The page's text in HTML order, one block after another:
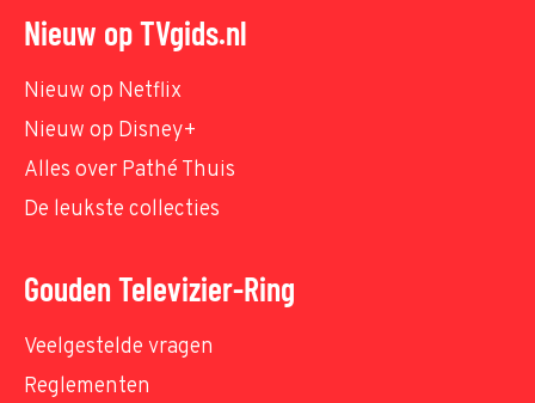
Nieuw op TVgids.nl
Nieuw op Netflix
Nieuw op Disney+
Alles over Pathé Thuis
De leukste collecties
Gouden Televizier-Ring
Veelgestelde vragen
Reglementen